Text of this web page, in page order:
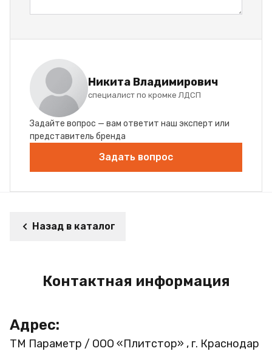
Никита Владимирович
специалист по кромке ЛДСП
Задайте вопрос — вам ответит наш эксперт или
представитель бренда
Задать вопрос
Назад в каталог
Контактная информация
Адрес:
ТМ Параметр / ООО «Плитстор» , г. Краснодар